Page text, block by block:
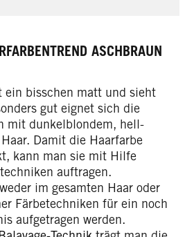
ASCHBRAUN
ein bisschen matt und sieht
gut eignet sich die
mit dunkelblondem, hell-
Damit die Haarfarbe
kann man sie mit Hilfe
auftragen.
im gesamten Haar oder
Färbetechniken für ein noch
aufgetragen werden.